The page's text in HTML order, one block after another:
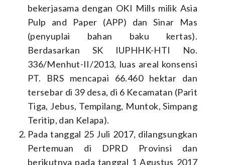
bekerjasama dengan OKI Mills milik Asia
Pulp and Paper (APP) dan Sinar Mas
(penyuplai bahan baku kertas).
Berdasarkan SK IUPHHK-HTI No.
336/Menhut-II/2013, luas areal konsensi
PT. BRS mencapai 66.460 hektar dan
tersebar di 39 desa, di 6 Kecamatan (Parit
Tiga, Jebus, Tempilang, Muntok, Simpang
Teritip, dan Kelapa).
Pada tanggal 25 Juli 2017, dilangsungkan
Pertemuan di DPRD Provinsi dan
berikutnya pada tanggal 1 Agustus 2017